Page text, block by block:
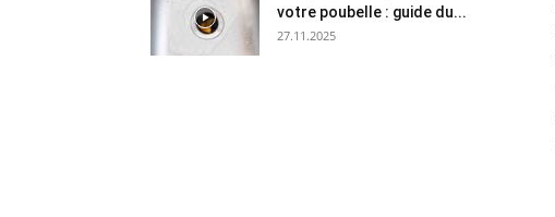
votre poubelle : guide du...
27.11.2025